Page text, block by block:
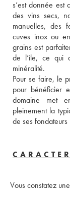
s’est donnée
des vins secs,
manuelles, des
cuves inox ou
grains est
de l’île, ce qui
minéralité.
Pour se faire, le
pour bénéficier
domaine met
pleinement la
de ses
Vous constatez